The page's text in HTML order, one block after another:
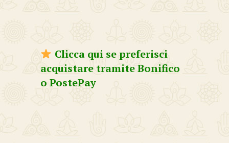
Clicca qui se preferisci
acquistare tramiteBonifico
o PostePay